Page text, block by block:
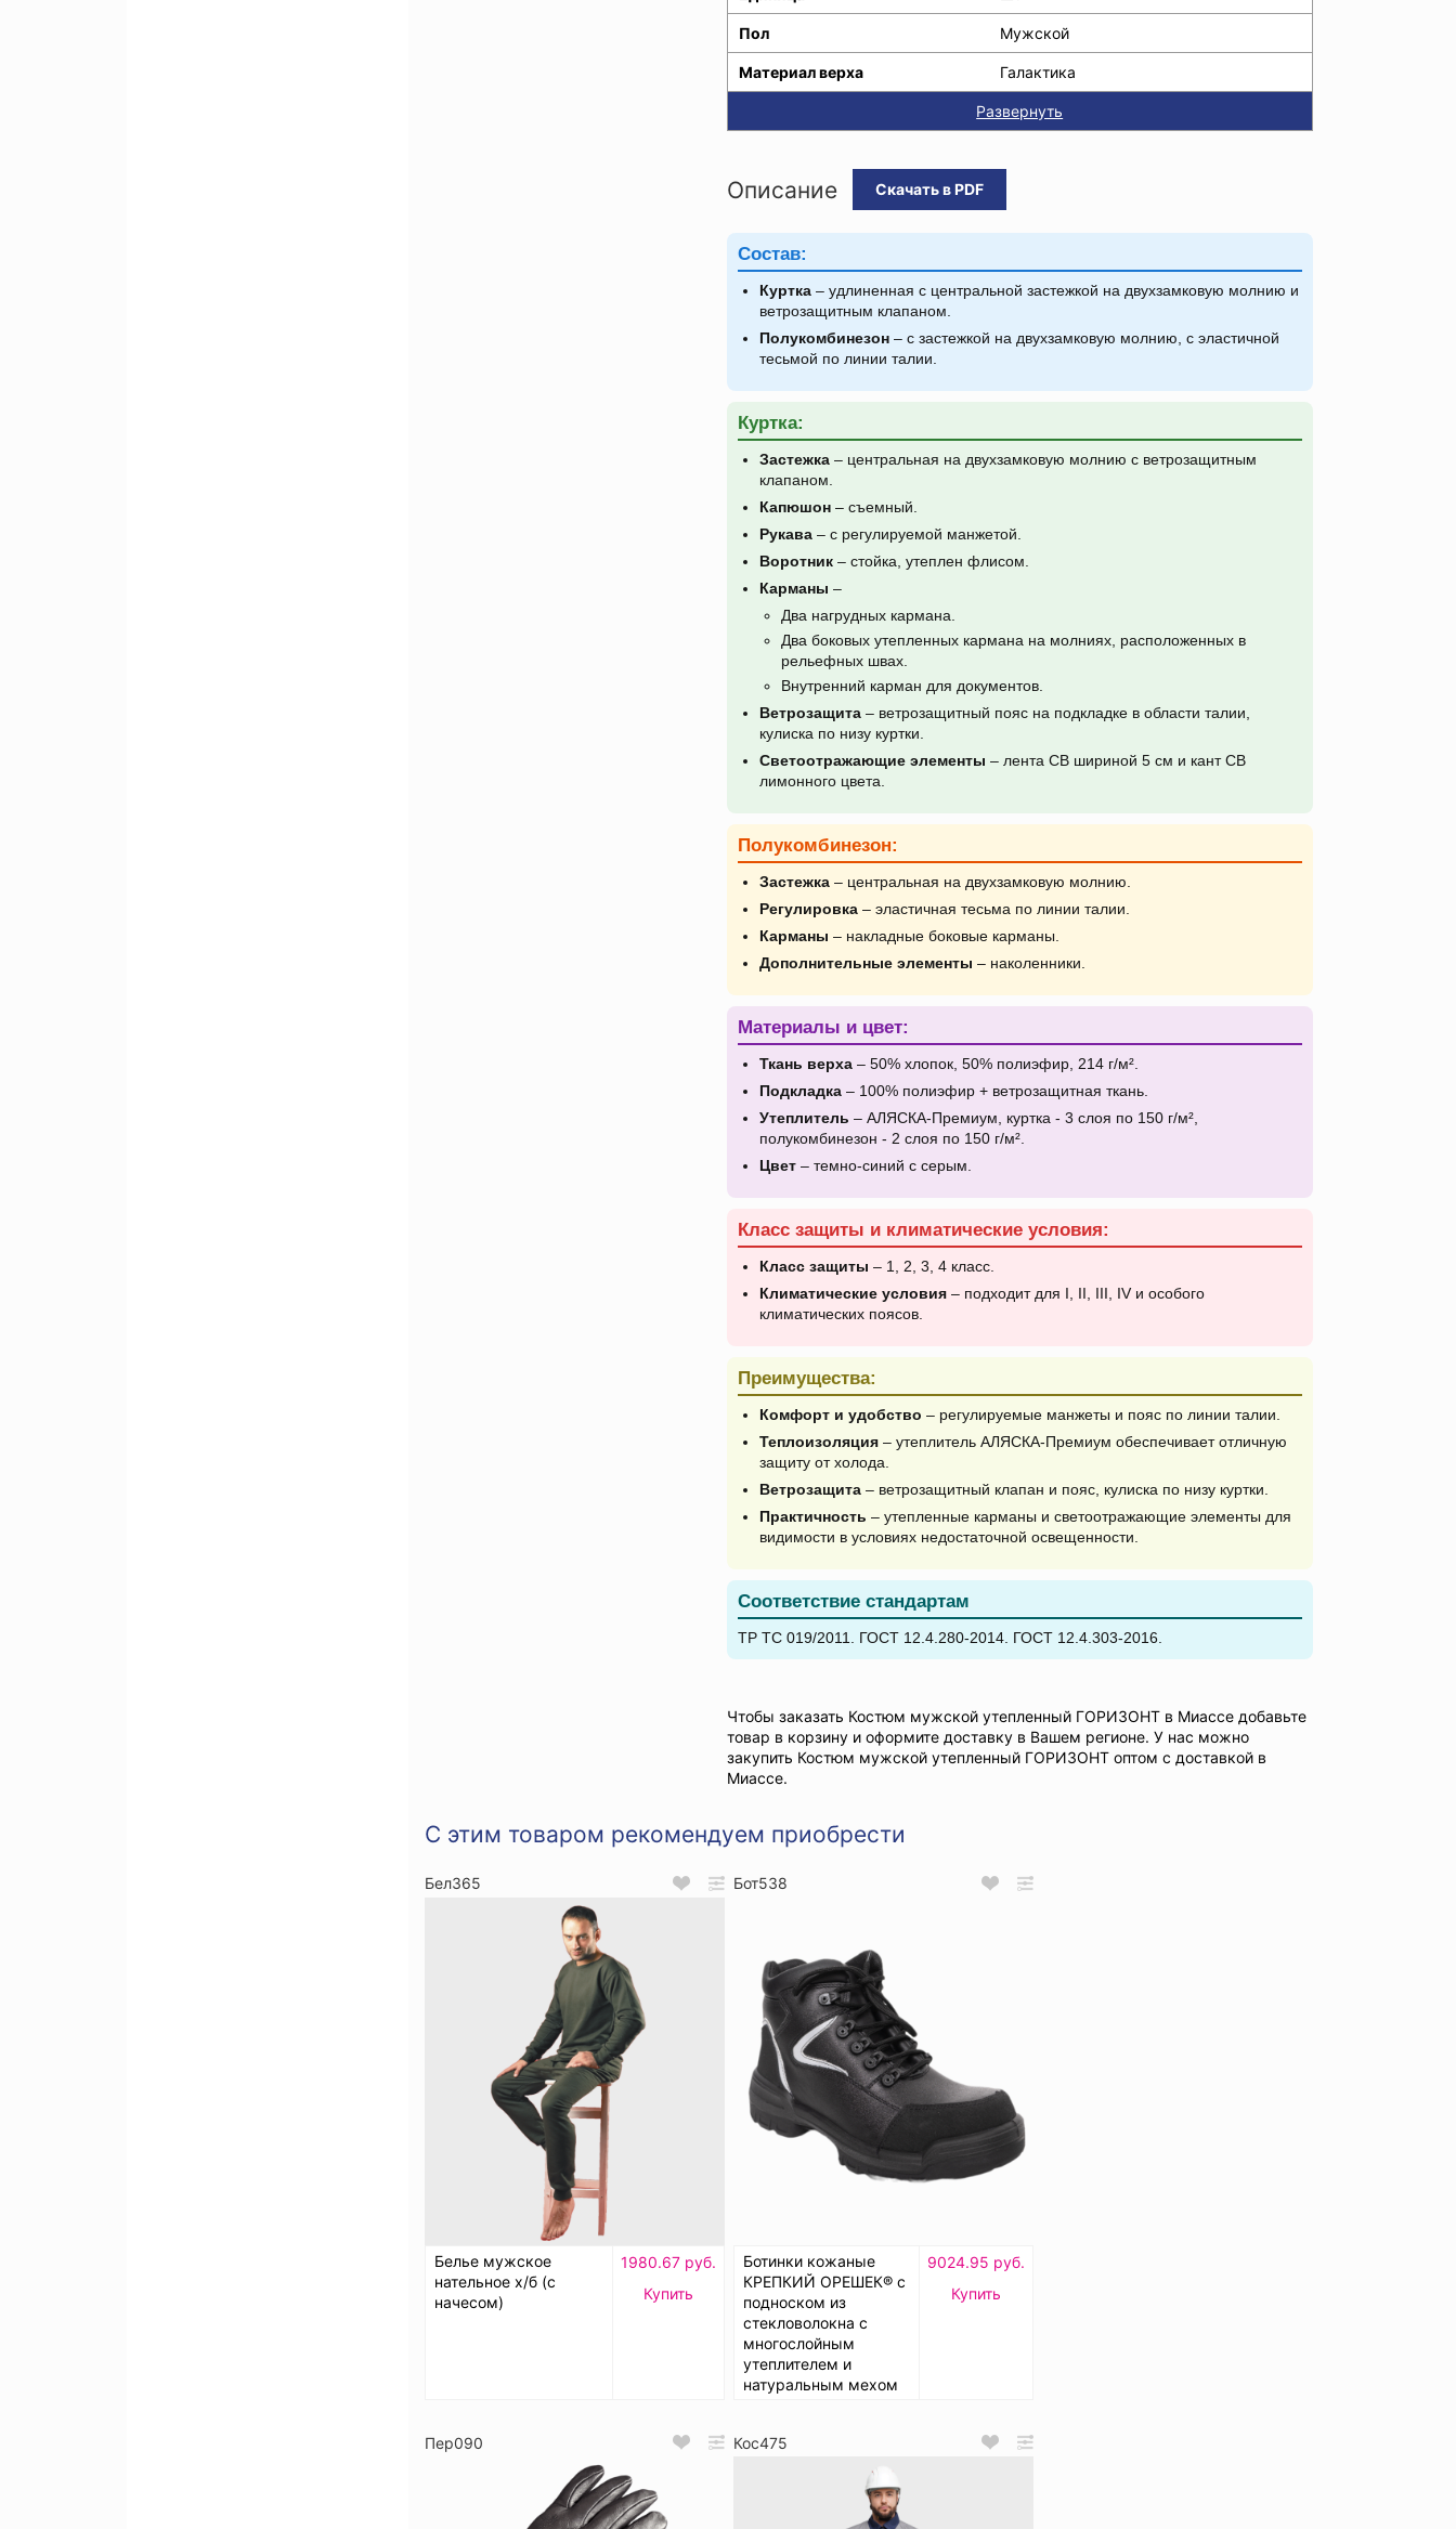
Пол Мужской
Материал верха Галактика
Развернуть
Описание Скачать в PDF
Состав:
Куртка– удлиненная с центральной застежкой на двухзамковую молнию и
ветрозащитным клапаном.
Полукомбинезон– с застежкой на двухзамковую молнию, с эластичной
тесьмой по линии талии.
Куртка:
Застежка– центральная на двухзамковую молнию с ветрозащитным
клапаном.
Капюшон– съемный.
Рукава– с регулируемой манжетой.
Воротник– стойка, утеплен флисом.
Карманы –
Два нагрудных кармана.
Два боковых утепленных кармана на молниях, расположенных в
рельефных швах.
Внутренний карман для документов.
Ветрозащита– ветрозащитный пояс на подкладке в области талии,
кулиска по низу куртки.
Светоотражающие элементы – лента СВ шириной 5 см и кант СВ
лимонного цвета.
Полукомбинезон:
Застежка– центральная на двухзамковую молнию.
Регулировка– эластичная тесьма по линии талии.
Карманы – накладные боковые карманы.
Дополнительные элементы – наколенники.
Материалы и цвет:
Ткань верха– 50% хлопок, 50% полиэфир, 214 г/м².
Подкладка– 100% полиэфир + ветрозащитная ткань.
Утеплитель – АЛЯСКА-Премиум, куртка - 3 слоя по 150 г/м²,
полукомбинезон - 2 слоя по 150 г/м².
Цвет– темно-синий с серым.
Класс защиты и климатические условия:
Класс защиты – 1, 2, 3, 4 класс.
Климатические условия– подходит для I, II, III, IV и особого
климатических поясов.
Преимущества:
Комфорт и удобство – регулируемые манжеты и пояс по линии талии.
Теплоизоляция– утеплитель АЛЯСКА-Премиум обеспечивает отличную
защиту от холода.
Ветрозащита– ветрозащитный клапан и пояс, кулиска по низу куртки.
Практичность – утепленные карманы и светоотражающие элементы для
видимости в условиях недостаточной освещенности.
Соответствие стандартам
ТР ТС 019/2011. ГОСТ 12.4.280-2014. ГОСТ 12.4.303-2016.
Чтобы заказать Костюм мужской утепленный ГОРИЗОНТ в Миассе добавьте
товар в корзину и оформите доставку в Вашем регионе. У нас можно
закупить Костюм мужской утепленный ГОРИЗОНТ оптом с доставкой в
Миассе.
С этим товаром рекомендуем приобрести
Бел365
Белье мужское
нательное х/б (с
начесом)
1980.67 руб.
Купить
Бот538
Ботинки кожаные
КРЕПКИЙ ОРЕШЕК® с
подноском из
стекловолокна с
многослойным
утеплителем и
натуральным мехом
9024.95 руб.
Купить
Пер090 Кос475